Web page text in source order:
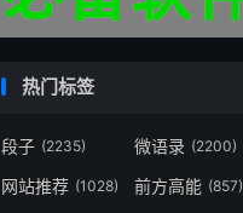
热门标签
段子 (2235) 微语录 (2200)
网站推荐 (1028) 前方高能 (857)